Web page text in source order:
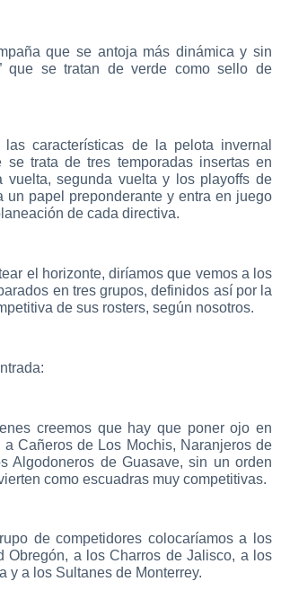
que se antoja más dinámica y sin
que se tratan de verde como sello de
las características de la pelota invernal
se trata de tres temporadas insertas en
vuelta, segunda vuelta y los playoffs de
un papel preponderante y entra en juego
de cada directiva.
el horizonte, diríamos que vemos a los
en tres grupos, definidos así por la
de sus rosters, según nosotros.
creemos que hay que poner ojo en
a Cañeros de Los Mochis, Naranjeros de
Algodoneros de Guasave, sin un orden
como escuadras muy competitivas.
de competidores colocaríamos a los
Obregón, a los Charros de Jalisco, a los
y a los Sultanes de Monterrey.